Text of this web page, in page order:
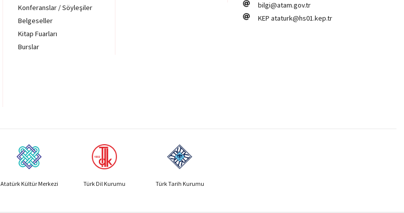
Konferanslar / Söyleşiler
Belgeseller
Kitap Fuarları
Burslar
bilgi@atam.gov.tr
KEP ataturk@hs01.kep.tr
Atatürk Kültür Merkezi Türk Dil Kurumu Türk Tarih Kurumu